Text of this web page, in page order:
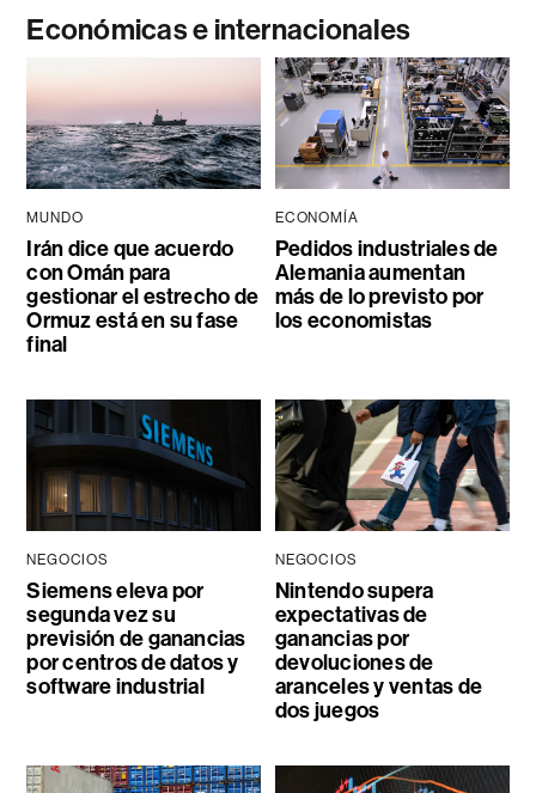
Económicas e internacionales
MUNDO
Irán dice que acuerdo
con Omán para
gestionar el estrecho de
Ormuz está en su fase
final
ECONOMÍA
Pedidos industriales de
Alemania aumentan
más de lo previsto por
los economistas
NEGOCIOS
Siemens eleva por
segunda vez su
previsión de ganancias
por centros de datos y
software industrial
NEGOCIOS
Nintendo supera
expectativas de
ganancias por
devoluciones de
aranceles y ventas de
dos juegos